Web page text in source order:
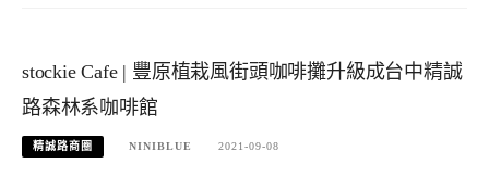
stockie Cafe | 豐原植栽風街頭咖啡攤升級成台中精誠
路森林系咖啡館
精誠路商圈 NINIBLUE 2021-09-08